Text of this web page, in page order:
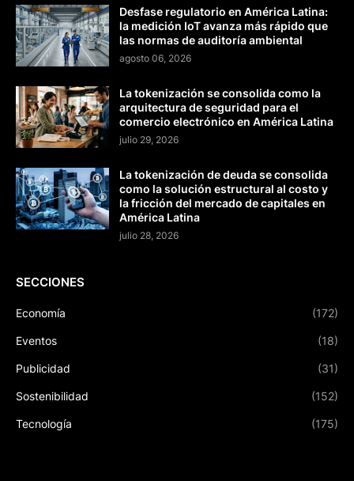
Desfase regulatorio en América Latina:
la medición IoT avanza más rápido que
las normas de auditoría ambiental
agosto 06, 2026
La tokenización se consolida como la
arquitectura de seguridad para el
comercio electrónico en América Latina
julio 29, 2026
La tokenización de deuda se consolida
como la solución estructural al costo y
la fricción del mercado de capitales en
América Latina
julio 28, 2026
SECCIONES
Economía (172)
Eventos (18)
Publicidad (31)
Sostenibilidad (152)
Tecnología (175)